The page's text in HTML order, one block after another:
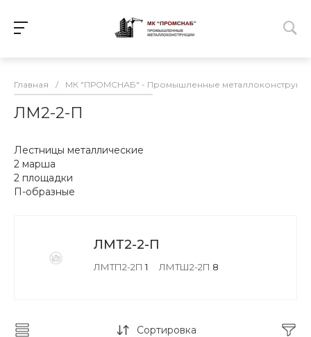
Главная / МК "ПРОМСНАБ" - Промышленные
ЛМ2-2-П
Лестницы металлические
2 марша
2 площадки
П-образные
ЛМТ2-2-П
ЛМТП2-2П 1 ЛМТШ2-2П 8
Сортировка